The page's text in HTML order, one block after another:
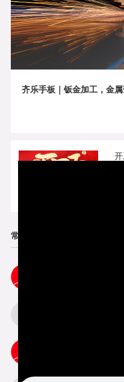
齐乐手板｜钣金加工，金
常见问题